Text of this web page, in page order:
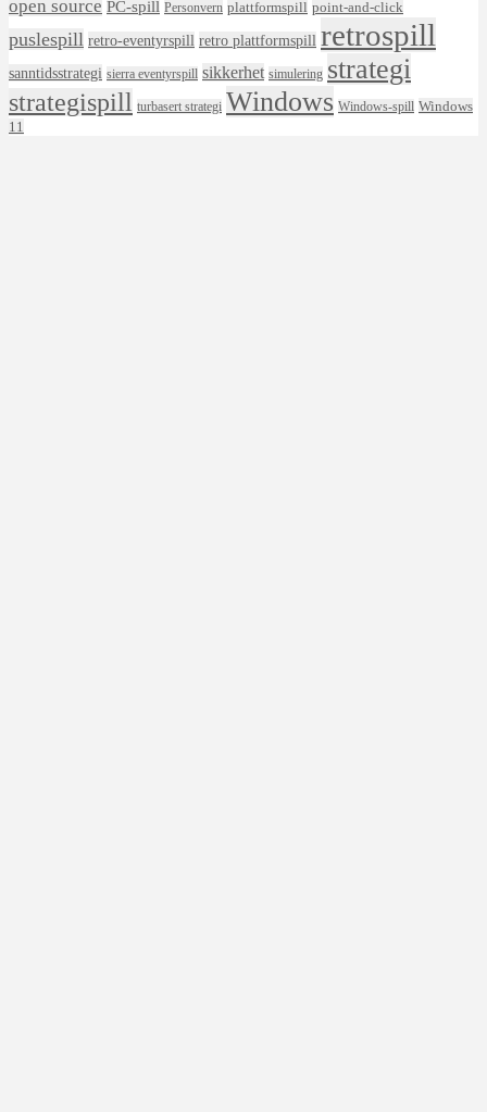
open source PC-spill Personvern plattformspill point-and-click
puslespill retro-eventyrspill retro plattformspill retrospill
sanntidsstrategi sierra eventyrspill sikkerhet simulering strategi
strategispill turbasert strategi Windows Windows-spill Windows
11